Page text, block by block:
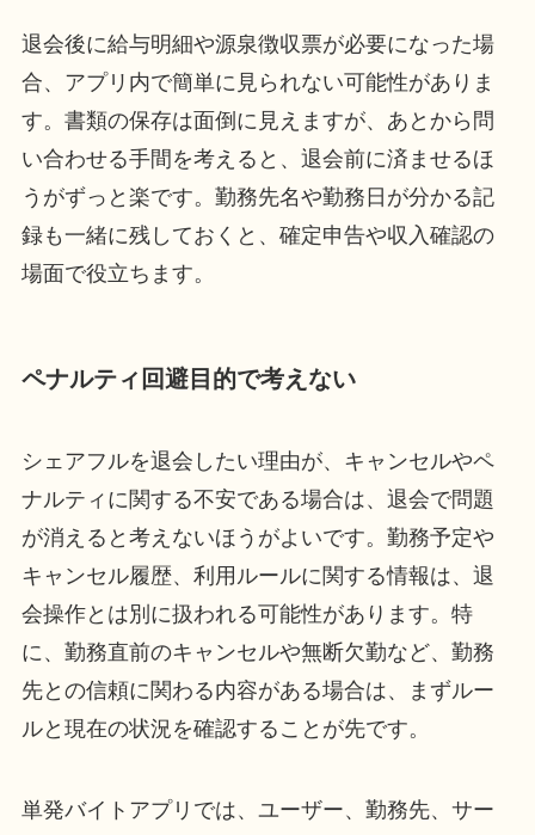
退会後に給与明細や源泉徴収票が必要になった場
合、アプリ内で簡単に見られない可能性がありま
す。書類の保存は面倒に見えますが、あとから問
い合わせる手間を考えると、退会前に済ませるほ
うがずっと楽です。勤務先名や勤務日が分かる記
録も一緒に残しておくと、確定申告や収入確認の
場面で役立ちます。
ペナルティ回避目的で考えない
シェアフルを退会したい理由が、キャンセルやペ
ナルティに関する不安である場合は、退会で問題
が消えると考えないほうがよいです。勤務予定や
キャンセル履歴、利用ルールに関する情報は、退
会操作とは別に扱われる可能性があります。特
に、勤務直前のキャンセルや無断欠勤など、勤務
先との信頼に関わる内容がある場合は、まずルー
ルと現在の状況を確認することが先です。
単発バイトアプリでは、ユーザー、勤務先、サー